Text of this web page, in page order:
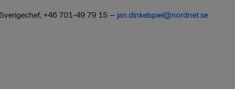
+46 701-49 79 15 – jan.dinkelspiel@nordnet.se